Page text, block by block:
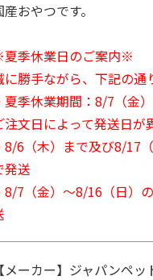
産おやつです。
季休業日のご案内※
に勝手ながら、下記の通
夏季休業期間：8/7（金
注文日によって発送日が
8/6（木）まで及び8/17
発送
8/7（金）～8/16（日）
【メーカー】ジャパンペ